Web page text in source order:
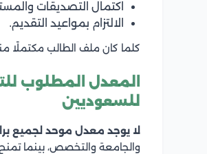
اكتمال التصديقات
الالتزام بمواعيد التقديم.
كلما كان ملف الطالب مكتملًا
المعدل المطلوب
للسعوديين
لا يوجد معدل موحد لجميع
والجامعة والتخصص، بينما تمنح